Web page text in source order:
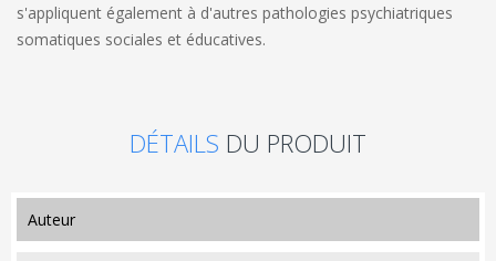
s'appliquent également à d'autres pathologies psychiatriques
somatiques sociales et éducatives.
DÉTAILS DU PRODUIT
auteur